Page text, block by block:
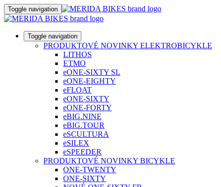
Toggle navigation
Toggle navigation
PRODUKTOVÉ NOVINKY ELEKTROBICYKLE
LITHOS
ETMO
eONE-SIXTY SL
eONE-EIGHTY
eFLOAT
eONE-SIXTY
eONE-FORTY
eBIG.NINE
eBIG.TOUR
eSCULTURA
eSILEX
eSPEEDER
PRODUKTOVÉ NOVINKY BICYKLE
ONE-TWENTY
ONE-SIXTY